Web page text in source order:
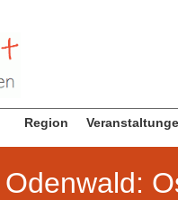
Region
Odenwald: